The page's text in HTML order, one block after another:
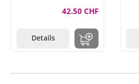
42.50 CHF
Details